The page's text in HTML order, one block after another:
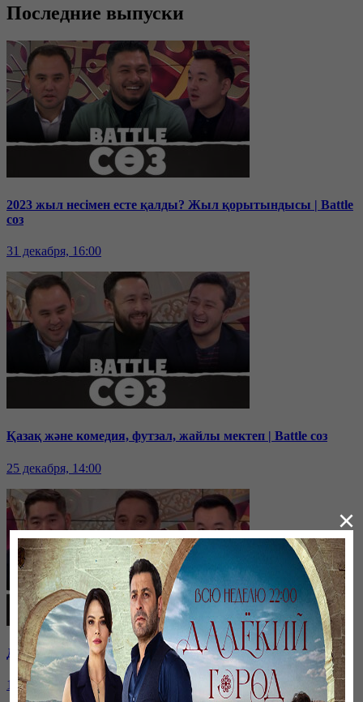
Последние выпуски
2023 жыл несімен есте қалды? Жыл қорытындысы | Battle
соз
31 декабря, 16:00
Қазақ және комедия, футзал, жайлы мектеп | Battle соз
25 декабря, 14:00
Дихан Қамзабекұлы: тәуелсіздік vs егемендік | Battle соз
19 декабря, 14:00
×